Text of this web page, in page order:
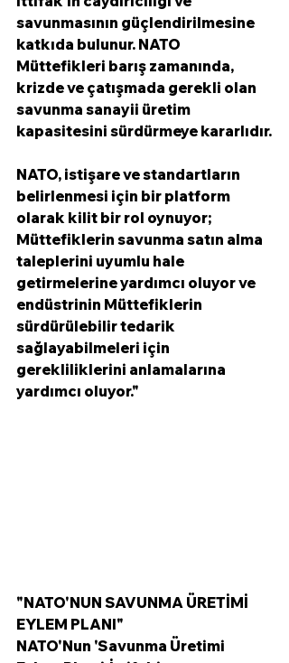
savunmasının güçlendirilmesine
katkıda bulunur. NATO
Müttefikleri barış zamanında,
krizde ve çatışmada gerekli olan
savunma sanayii üretim
kapasitesini sürdürmeye kararlıdır.
NATO, istişare ve standartların
belirlenmesi için bir platform
olarak kilit bir rol oynuyor;
Müttefiklerin savunma satın alma
taleplerini uyumlu hale
getirmelerine yardımcı oluyor ve
endüstrinin Müttefiklerin
sürdürülebilir tedarik
sağlayabilmeleri için
gerekliliklerini anlamalarına
yardımcı oluyor."
"NATO'NUN SAVUNMA ÜRETİMİ
EYLEM PLANI"
NATO'Nun 'Savunma Üretimi